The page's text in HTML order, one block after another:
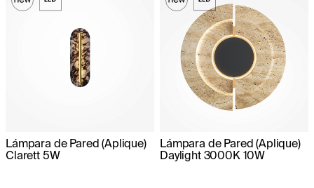
Lámpara de Pared (Aplique)
Clarett 5W
Lámpara de Pared (Aplique)
Daylight 3000K 10W